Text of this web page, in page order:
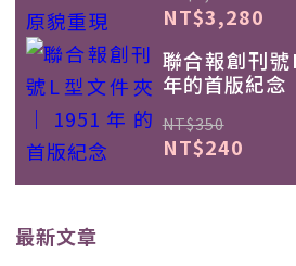
NT$3,280
聯合報創刊
年的首版紀念
NT$350
NT$240
最新文章